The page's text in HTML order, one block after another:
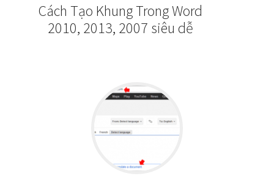
Cách Tạo Khung Trong Word
2010, 2013, 2007 siêu dễ